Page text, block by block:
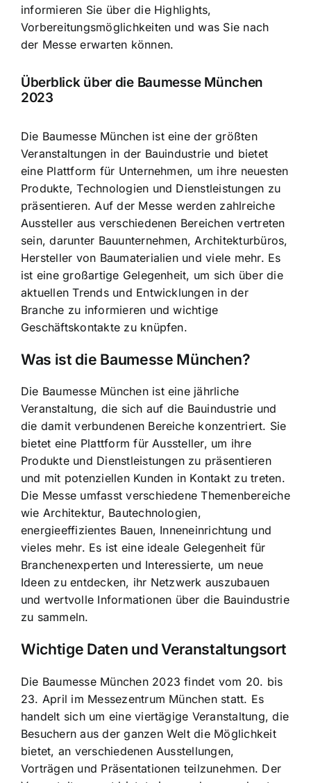
informieren Sie über die Highlights,
Vorbereitungsmöglichkeiten und was Sie nach
der Messe erwarten können.
Überblick über die Baumesse München
2023
Die Baumesse München ist eine der größten
Veranstaltungen in der Bauindustrie und bietet
eine Plattform für Unternehmen, um ihre neuesten
Produkte, Technologien und Dienstleistungen zu
präsentieren. Auf der Messe werden zahlreiche
Aussteller aus verschiedenen Bereichen vertreten
sein, darunter Bauunternehmen, Architekturbüros,
Hersteller von Baumaterialien und viele mehr. Es
ist eine großartige Gelegenheit, um sich über die
aktuellen Trends und Entwicklungen in der
Branche zu informieren und wichtige
Geschäftskontakte zu knüpfen.
Was ist die Baumesse München?
Die Baumesse München ist eine jährliche
Veranstaltung, die sich auf die Bauindustrie und
die damit verbundenen Bereiche konzentriert. Sie
bietet eine Plattform für Aussteller, um ihre
Produkte und Dienstleistungen zu präsentieren
und mit potenziellen Kunden in Kontakt zu treten.
Die Messe umfasst verschiedene Themenbereiche
wie Architektur, Bautechnologien,
energieeffizientes Bauen, Inneneinrichtung und
vieles mehr. Es ist eine ideale Gelegenheit für
Branchenexperten und Interessierte, um neue
Ideen zu entdecken, ihr Netzwerk auszubauen
und wertvolle Informationen über die Bauindustrie
zu sammeln.
Wichtige Daten und Veranstaltungsort
Die Baumesse München 2023 findet vom 20. bis
23. April im Messezentrum München statt. Es
handelt sich um eine viertägige Veranstaltung, die
Besuchern aus der ganzen Welt die Möglichkeit
bietet, an verschiedenen Ausstellungen,
Vorträgen und Präsentationen teilzunehmen. Der